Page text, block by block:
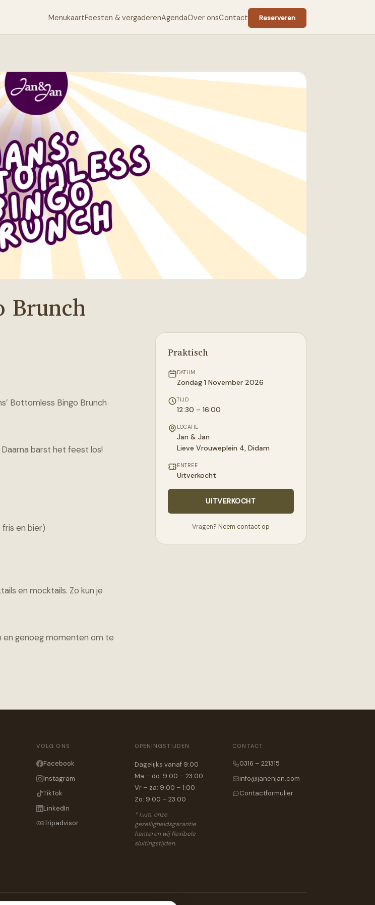
MenukaartFeesten & vergaderenAgendaOver onsContact Reserveren
Brunch
Bottomless Bingo Brunch
barst het feest los!
en bier)
en mocktails. Zo kun je
en genoeg momenten om te
Praktisch
DATUM
Zondag 1 November 2026
TIJD
12:30 – 16:00
LOCATIE
Jan & Jan
Lieve Vrouweplein 4 Didam
ENTREE
Uitverkocht
UITVERKOCHT
Vragen? Neem contact op
VOLG ONS
Facebook
Instagram
TikTok
LinkedIn
Tripadvisor
OPENINGSTIJDEN
Dagelijks vanaf 9:00
Ma – do: 9:00 – 23:00
Vr – za: 9:00 – 1:00
Zo: 9:00 – 23:00
* I.v.m. onze
gezelligheidsgarantie
hanteren wij flexibele
sluitingstijden.
CONTACT
0316 – 221315
info@janenjan.com
Contactformulier